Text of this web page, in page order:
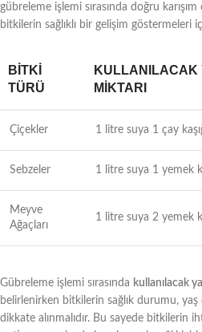
gübreleme işlemi sırasında doğru
bitkilerin sağlıklı bir gelişim göstermeleri
BITKI
TÜRÜ
KULLANILACAK
MIKTARI
Çiçekler 1 litre suya 1 çay
Sebzeler 1 litre suya 1 yemek
Meyve
Ağaçları
1 litre suya 2 yemek
Gübreleme işlemi sırasında kullanılacak
belirlenirken bitkilerin sağlık durumu,
dikkate alınmalıdır. Bu sayede bitkilerin